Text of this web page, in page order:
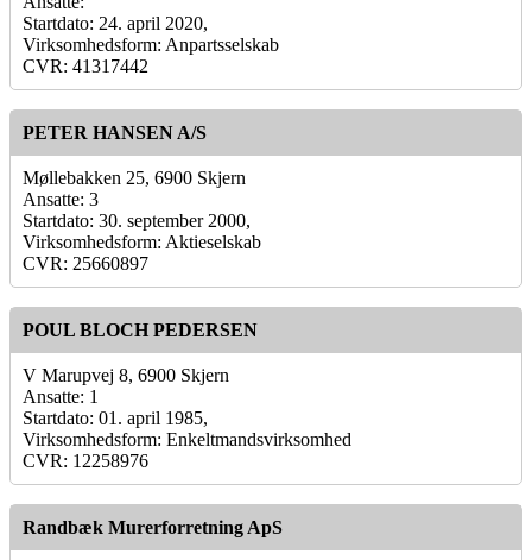
Startdato: 24. april 2020,
Virksomhedsform: Anpartsselskab
CVR: 41317442
PETER HANSEN A/S
Møllebakken 25, 6900 Skjern
Ansatte: 3
Startdato: 30. september 2000,
Virksomhedsform: Aktieselskab
CVR: 25660897
POUL BLOCH PEDERSEN
V Marupvej 8, 6900 Skjern
Ansatte: 1
Startdato: 01. april 1985,
Virksomhedsform: Enkeltmandsvirksomhed
CVR: 12258976
Randbæk Murerforretning ApS